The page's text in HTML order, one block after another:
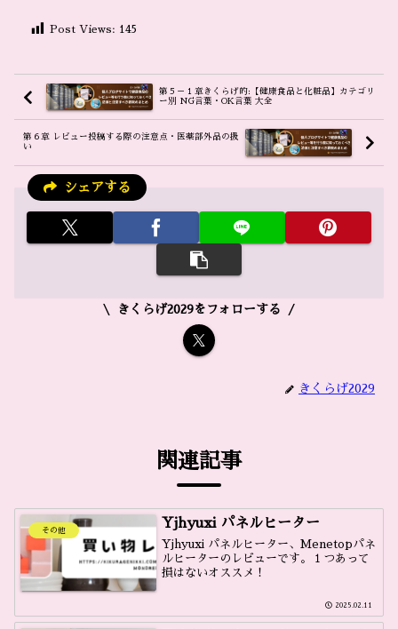
Post Views: 145
第５－１章きくらげ的:【健康食品と化粧品】カテゴリ
ー別 NG言葉・OK言葉 大全
第６章 レビュー投稿する際の注意点・医薬部外品の扱
い
シェアする
きくらげ2029をフォローする
きくらげ2029
関連記事
その他 Yjhyuxi パネルヒーター
Yjhyuxi パネルヒーター、Menetopパネ
ルヒーターのレビューです。１つあって
損はないオススメ！
2025.02.11